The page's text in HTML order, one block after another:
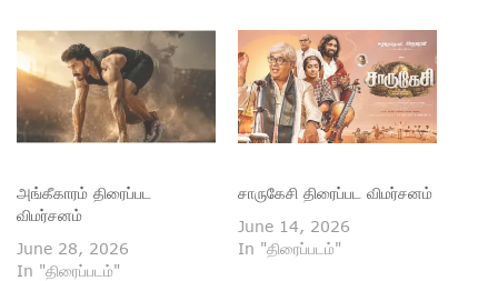
அங்கீகாரம் திரைப்பட
விமர்சனம்
June 28, 2026
In "திரைப்படம்"
சாருகேசி திரைப்பட விமர்சனம்
June 14, 2026
In "திரைப்படம்"